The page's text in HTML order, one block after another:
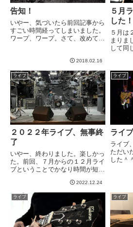
告知！
いやー、気づいたら前回記事から
すごい時間経ってしまいました。
ワープ、ワープ。さて、改めてラ
広告じゃないかと思ってしまいそ
うですが、次回ライブのバナーな
のですw場所：新大久保Club...
2018.02.16
５月
した！
５月は
まりま
して同
六本
らいの
ィック
ンド
EDG...
ライブ
２０２２年ライブ、無事終
了
いやー、終わりました。楽しかっ
た。前回、７月からの１２月ライ
ブということでかなり時間が短め
えたので。我々「パチもん」はコ
ピーバンドで、通常は、ライブご
とにコピーするバンドを決めて、
そのバンドの楽曲で統一するの
で...
2022.12.24
ライブ
ライ
ライブ
ただい
した＾
か、前
て一緒
て、お
ライブ ライブ